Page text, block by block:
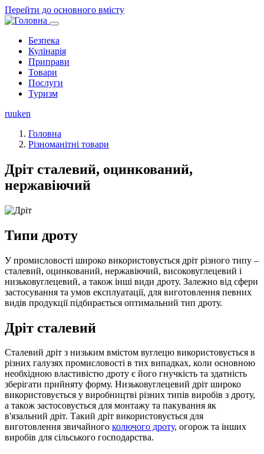
Перейти до основного вмісту
Основная
навигация
Безпека
Кулінарія
Приправи
Товари
Послуги
Туризм
ruuken
Головна
Різноманітні товари
Дріт сталевий, оцинкований,
нержавіючий
Типи дроту
У промисловості широко використовується дріт різного типу –
сталевий, оцинкований, нержавіючий, високовуглецевий і
низьковуглецевий, а також інші види дроту. Залежно від сфери
застосування та умов експлуатації, для виготовлення певних
видів продукції підбирається оптимальний тип дроту.
Дріт сталевий
Сталевий дріт з низьким вмістом вуглецю використовується в
різних галузях промисловості в тих випадках, коли основною
необхідною властивістю дроту є його гнучкість та здатність
зберігати прийняту форму. Низьковуглецевий дріт широко
використовується у виробництві різних типів виробів з дроту,
а також застосовується для монтажу та пакування як
в'язальний дріт. Такий дріт використовується для
виготовлення звичайного колючого дроту, огорож та інших
виробів для сільського господарства.